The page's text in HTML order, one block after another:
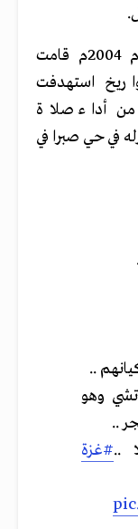
وفي يوم الاثنين الموافق 22 مارس عام 2004م قامت
استهدفت
من أداء صلاة
في حي صبرا في
..
وهو
..
..#غزة